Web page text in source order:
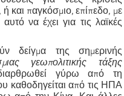
και παγκόσμιο, επίπεδο, με
να έχει για τις λαϊκές
δείγμα της σημερινής
γεωπολιτικής τάξης
γύρω από τη
καθοδηγείται από τις ΗΠΑ